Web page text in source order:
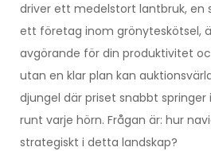
driver ett medelstort lantbruk, en
ett företag inom grönyteskötsel,
avgörande för din produktivitet
utan en klar plan kan
djungel där priset snabbt springer
runt varje hörn. Frågan är: hur
strategiskt i detta landskap?